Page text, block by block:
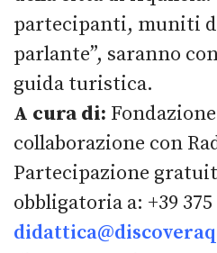
partecipanti, muniti
parlante”, saranno
guida turistica.
A cura di:
collaborazione con
Partecipazione
obbligatoria a: +39 375